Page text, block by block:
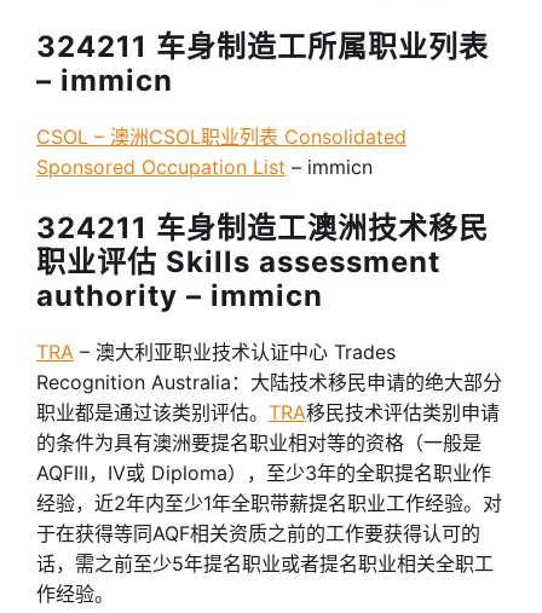
324211 车身制造工所属职业列表
– immicn
CSOL – 澳洲CSOL职业列表 Consolidated
Sponsored Occupation List – immicn
324211 车身制造工澳洲技术移民
职业评估 Skills assessment
authority – immicn
TRA – 澳大利亚职业技术认证中心 Trades
Recognition Australia：大陆技术移民申请的绝大部分
职业都是通过该类别评估。 TRA移民技术评估类别申请
的条件为具有澳洲要提名职业相对等的资格（一般是
AQFIII，IV或 Diploma），至少3年的全职提名职业作
经验，近2年内至少1年全职带薪提名职业工作经验。对
于在获得等同AQF相关资质之前的工作要获得认可的
话，需之前至少5年提名职业或者提名职业相关全职工
作经验。